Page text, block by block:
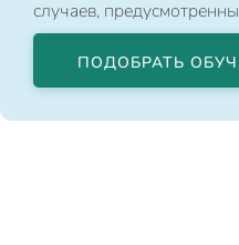
случаев,
ПОДОБРАТЬ